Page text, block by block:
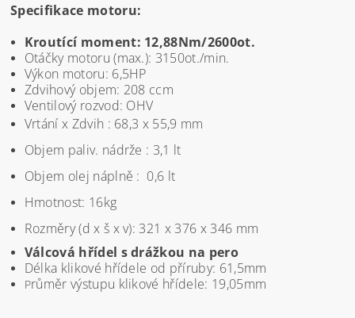
Specifikace motoru:
Kroutící moment: 12,88Nm/2600ot.
Otáčky motoru (max.): 3150ot./min.
Výkon motoru: 6,5HP
Zdvihový objem: 208 ccm
Ventilový rozvod: OHV
Vrtání x Zdvih : 68,3 x 55,9 mm
Objem paliv. nádrže : 3,1 lt
Objem olej náplně : 0,6 lt
Hmotnost: 16kg
Rozměry (d x š x v): 321 x 376 x 346 mm
Válcová hřídel s drážkou na pero
Délka klikové hřídele od příruby: 61,5mm
Průměr výstupu klikové hřídele: 19,05mm